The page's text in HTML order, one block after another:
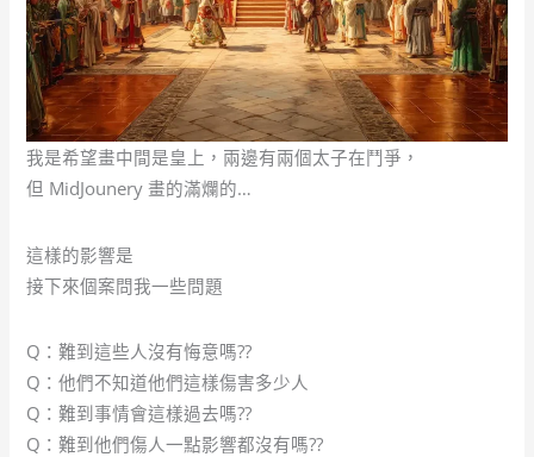
我是希望畫中間是皇上，兩邊有兩個太子在鬥爭，
但 MidJounery 畫的滿爛的…
這樣的影響是
接下來個案問我一些問題
Q：難到這些人沒有悔意嗎??
Q：他們不知道他們這樣傷害多少人
Q：難到事情會這樣過去嗎??
Q：難到他們傷人一點影響都沒有嗎??